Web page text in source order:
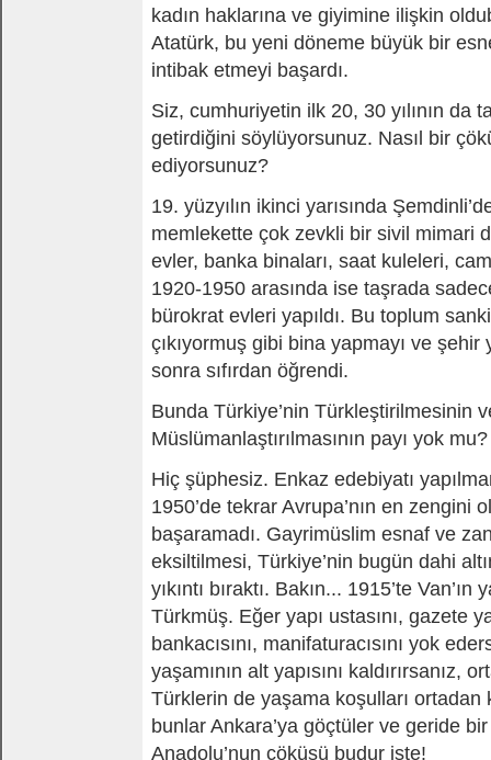
kadın haklarına ve giyimine ilişkin
Atatürk, bu yeni döneme büyük bir
intibak etmeyi başardı.
Siz, cumhuriyetin ilk 20, 30 yılının da
getirdiğini söylüyorsunuz. Nasıl bir
ediyorsunuz?
19. yüzyılın ikinci yarısında
memlekette çok zevkli bir sivil mimari
evler, banka binaları, saat kuleleri,
1920-1950 arasında ise taşrada
bürokrat evleri yapıldı. Bu toplum
çıkıyormuş gibi bina yapmayı ve şehir
sonra sıfırdan öğrendi.
Bunda Türkiye’nin Türkleştirilmesinin
Müslümanlaştırılmasının payı yok mu?
Hiç şüphesiz. Enkaz edebiyatı
1950’de tekrar Avrupa’nın en zengini
başaramadı. Gayrimüslim esnaf ve
eksiltilmesi, Türkiye’nin bugün dahi
yıkıntı bıraktı. Bakın... 1915’te Van’ın
Türkmüş. Eğer yapı ustasını, gazete
bankacısını, manifaturacısını yok
yaşamının alt yapısını kaldırırsanız,
Türklerin de yaşama koşulları ortadan
bunlar Ankara’ya göçtüler ve geride
Anadolu’nun çöküşü budur işte!